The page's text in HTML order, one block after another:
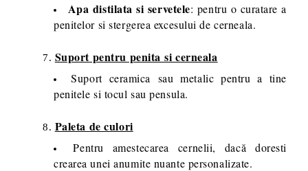
Apa distilata si servetele: pentru o curatare a
penitelor si stergerea excesului de cerneala.
Suport pentru penita si cerneala
Suport ceramica sau metalic pentru a tine
penitele si tocul sau pensula.
Paleta de culori
Pentru amestecarea cernelii, dacă doresti
crearea unei anumite nuante personalizate.